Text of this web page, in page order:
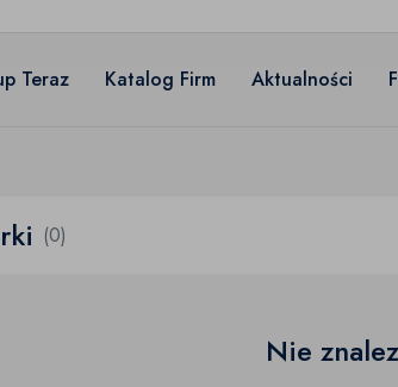
Teraz Katalog Firm Aktualności
(0)
Nie